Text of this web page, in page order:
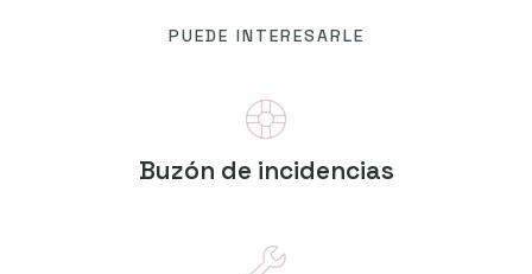
PUEDE INTERESARLE
Buzón de incidencias